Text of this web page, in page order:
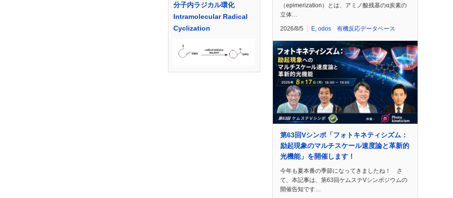
分子内ラジカル環化
Intramolecular Radical
Cyclization
（epimerization）とは、アミノ酸残基のα炭素の
立体…
2026/8/5 E odos 有機反応データベース
第63回Vシンポ「フォトキネティシズム：
励起現象のマルチスケール速度論と革新的
光機能」を開催します！
今年も夏本番の季節になってきましたね！ さ
て、本記事は、第63回ケムステVシンポジウムの
開催告知です…